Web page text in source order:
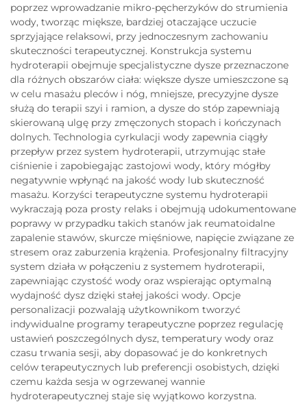
poprzez wprowadzanie mikro-pęcherzyków do strumienia
wody, tworząc miększe, bardziej otaczające uczucie
sprzyjające relaksowi, przy jednoczesnym zachowaniu
skuteczności terapeutycznej. Konstrukcja systemu
hydroterapii obejmuje specjalistyczne dysze przeznaczone
dla różnych obszarów ciała: większe dysze umieszczone są
w celu masażu pleców i nóg, mniejsze, precyzyjne dysze
służą do terapii szyi i ramion, a dysze do stóp zapewniają
skierowaną ulgę przy zmęczonych stopach i kończynach
dolnych. Technologia cyrkulacji wody zapewnia ciągły
przepływ przez system hydroterapii, utrzymując stałe
ciśnienie i zapobiegając zastojowi wody, który mógłby
negatywnie wpłynąć na jakość wody lub skuteczność
masażu. Korzyści terapeutyczne systemu hydroterapii
wykraczają poza prosty relaks i obejmują udokumentowane
poprawy w przypadku takich stanów jak reumatoidalne
zapalenie stawów, skurcze mięśniowe, napięcie związane ze
stresem oraz zaburzenia krążenia. Profesjonalny filtracyjny
system działa w połączeniu z systemem hydroterapii,
zapewniając czystość wody oraz wspierając optymalną
wydajność dysz dzięki stałej jakości wody. Opcje
personalizacji pozwalają użytkownikom tworzyć
indywidualne programy terapeutyczne poprzez regulację
ustawień poszczególnych dysz, temperatury wody oraz
czasu trwania sesji, aby dopasować je do konkretnych
celów terapeutycznych lub preferencji osobistych, dzięki
czemu każda sesja w ogrzewanej wannie
hydroterapeutycznej staje się wyjątkowo korzystna.